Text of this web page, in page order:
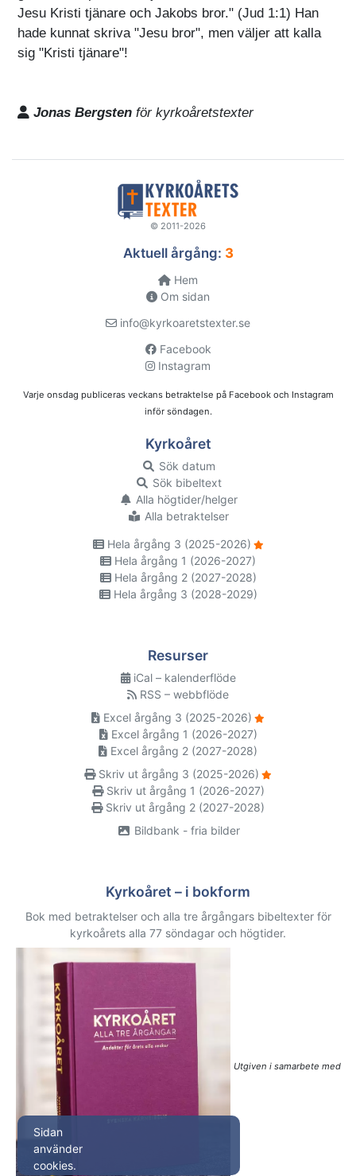
Jesu Kristi tjänare och Jakobs bror." (Jud 1:1) Han
hade kunnat skriva "Jesu bror", men väljer att kalla
sig "Kristi tjänare"!
Jonas Bergsten för kyrkoåretstexter
© 2011-2026
Aktuell årgång: 3
Hem
Om sidan
info@kyrkoaretstexter.se
Facebook
Instagram
Varje onsdag publiceras veckans betraktelse på Facebook och Instagram
inför söndagen.
Kyrkoåret
Sök datum
Sök bibeltext
Alla högtider/helger
Alla betraktelser
Hela årgång 3 (2025-2026)
Hela årgång 1 (2026-2027)
Hela årgång 2 (2027-2028)
Hela årgång 3 (2028-2029)
Resurser
iCal – kalenderflöde
RSS – webbflöde
Excel årgång 3 (2025-2026)
Excel årgång 1 (2026-2027)
Excel årgång 2 (2027-2028)
Skriv ut årgång 3 (2025-2026)
Skriv ut årgång 1 (2026-2027)
Skriv ut årgång 2 (2027-2028)
Bildbank - fria bilder
Kyrkoåret – i bokform
Bok med betraktelser och alla tre årgångars bibeltexter för
kyrkoårets alla 77 söndagar och högtider.
Utgiven i samarbete med
Sidan
använder
cookies.